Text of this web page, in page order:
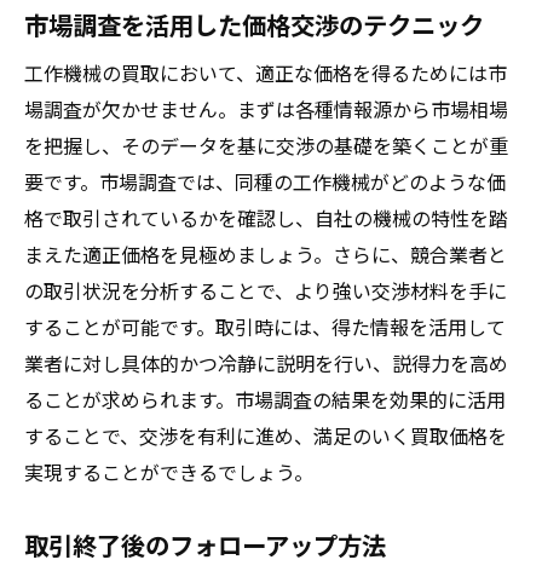
市場調査を活用した価格交渉のテクニック
工作機械の買取において、適正な価格を得るためには市
場調査が欠かせません。まずは各種情報源から市場相場
を把握し、そのデータを基に交渉の基礎を築くことが重
要です。市場調査では、同種の工作機械がどのような価
格で取引されているかを確認し、自社の機械の特性を踏
まえた適正価格を見極めましょう。さらに、競合業者と
の取引状況を分析することで、より強い交渉材料を手に
することが可能です。取引時には、得た情報を活用して
業者に対し具体的かつ冷静に説明を行い、説得力を高め
ることが求められます。市場調査の結果を効果的に活用
することで、交渉を有利に進め、満足のいく買取価格を
実現することができるでしょう。
取引終了後のフォローアップ方法